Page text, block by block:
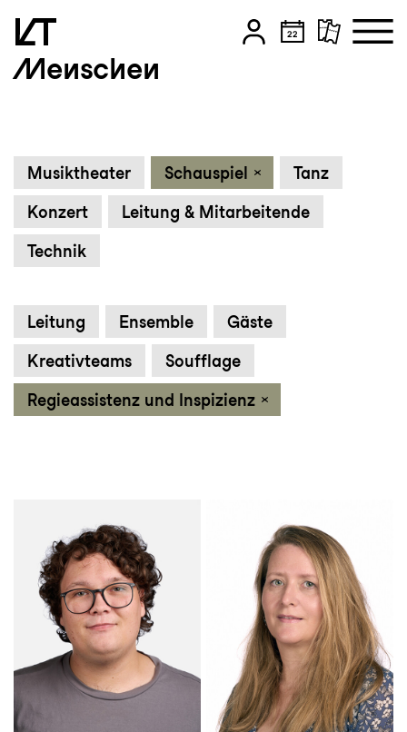
Menschen
Musiktheater Schauspiel Tanz
Konzert Leitung & Mitarbeitende
Technik
Leitung Ensemble Gäste
Kreativteams Soufflage
Regieassistenz und Inspizienz